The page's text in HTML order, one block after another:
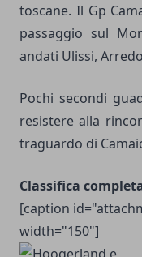
toscane. Il Gp
passaggio sul
andati Ulissi,
Pochi secondi
resistere alla
traguardo di
Classifica
[caption
width="150"]